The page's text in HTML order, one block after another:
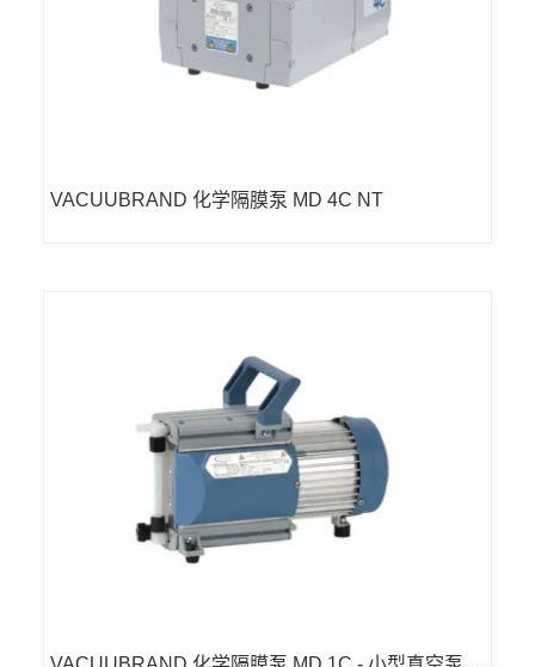
VACUUBRAND 化学隔膜泵 MD 4C NT